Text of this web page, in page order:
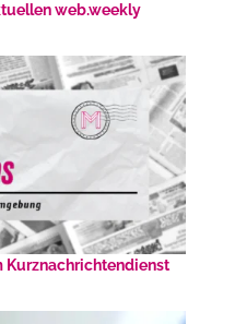
web.weekly
Kurznachrichtendienst